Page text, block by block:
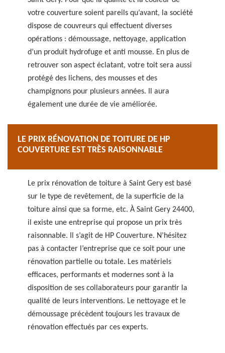
votre couverture soient pareils qu’avant, la société
dispose de couvreurs qui effectuent diverses
opérations : démoussage, nettoyage, application
d’un produit hydrofuge et anti mousse. En plus de
retrouver son aspect éclatant, votre toit sera aussi
protégé des lichens, des mousses et des
champignons pour plusieurs années. Il aura
également une durée de vie améliorée.
LE PRIX RÉNOVATION DE TOITURE DE HP
COUVERTURE EST TRÈS RAISONNABLE
Le prix rénovation de toiture à Saint Gery est basé
sur le type de revêtement, de la superficie de la
toiture ainsi que sa forme, etc. À Saint Gery 24400,
il existe une entreprise qui propose un prix très
raisonnable. Il s’agit de HP Couverture. N’hésitez
pas à contacter l’entreprise que ce soit pour une
rénovation partielle ou totale. Les matériels
efficaces, performants et modernes sont à la
disposition de ses collaborateurs pour garantir la
qualité de leurs interventions. Le nettoyage et le
démoussage précèdent toujours les travaux de
rénovation effectués par ces experts.